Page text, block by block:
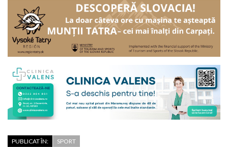
PUBLICAT ÎN: SPORT